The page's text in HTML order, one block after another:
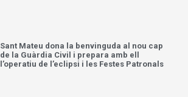
Sant Mateu dona la benvinguda al nou cap
de la Guàrdia Civil i prepara amb ell
l’operatiu de l’eclipsi i les Festes Patronals